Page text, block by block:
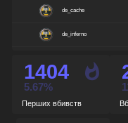
de_cache
de_inferno
de_overpass
1404
Перших вбивств
5.67%